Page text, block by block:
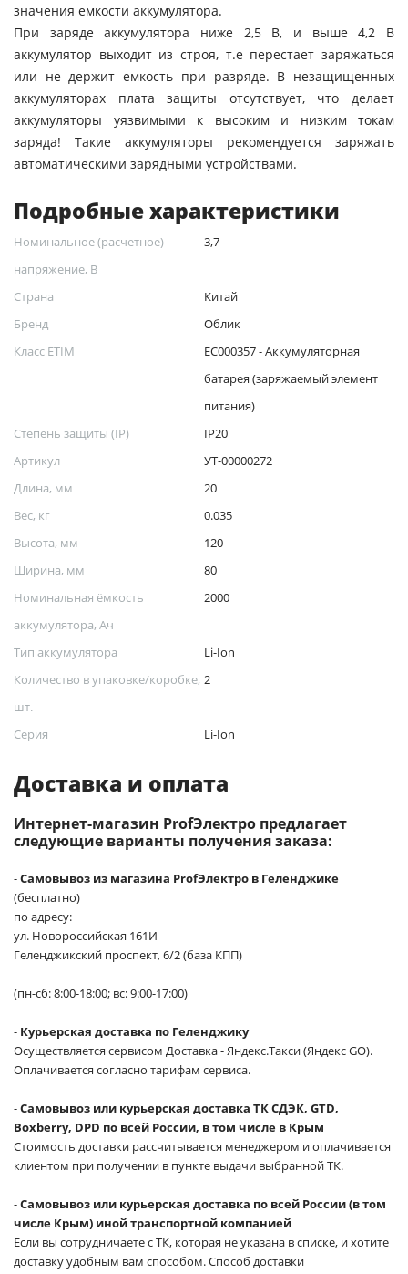
значения емкости аккумулятора.
При заряде аккумулятора ниже 2,5 В, и выше 4,2 В
аккумулятор выходит из строя, т.е перестает заряжаться
или не держит емкость при разряде. В незащищенных
аккумуляторах плата защиты отсутствует, что делает
аккумуляторы уязвимыми к высоким и низким токам
заряда! Такие аккумуляторы рекомендуется заряжать
автоматическими зарядными устройствами.
Подробные характеристики
Номинальное (расчетное)
напряжение, В
3,7
Страна
Китай
Бренд
Облик
Класс ETIM
EC000357 - Аккумуляторная
батарея (заряжаемый элемент
питания)
Степень защиты (IP)
IP20
Артикул
УТ-00000272
Длина, мм
20
Вес, кг
0.035
Высота, мм
120
Ширина, мм
80
Номинальная ёмкость
аккумулятора, Ач
2000
Тип аккумулятора
Li-Ion
Количество в упаковке/коробке,
шт.
2
Серия Li-Ion
Доставка и оплата
Интернет-магазин ProfЭлектро предлагает
следующие варианты получения заказа:
-Самовывоз из магазина ProfЭлектро в Геленджике
(бесплатно)
по адресу:
ул. Новороссийская 161И
Геленджикский проспект, 6/2 (база КПП)
(пн-сб: 8:00-18:00; вс: 9:00-17:00)
- Курьерская доставка по Геленджику
Осуществляется сервисом Доставка - Яндекс.Такси (Яндекс GO).
Оплачивается согласно тарифам сервиса.
-Самовывоз или курьерская доставка ТК СДЭК, GTD,
Boxberry, DPD по всей России, в том числе в Крым
Стоимость доставки рассчитывается менеджером и оплачивается
клиентом при получении в пункте выдачи выбранной ТК.
-Самовывоз или курьерская доставка по всей России (в том
числе Крым) иной транспортной компанией
Если вы сотрудничаете с ТК, которая не указана в списке, и хотите
доставку удобным вам способом. Способ доставки